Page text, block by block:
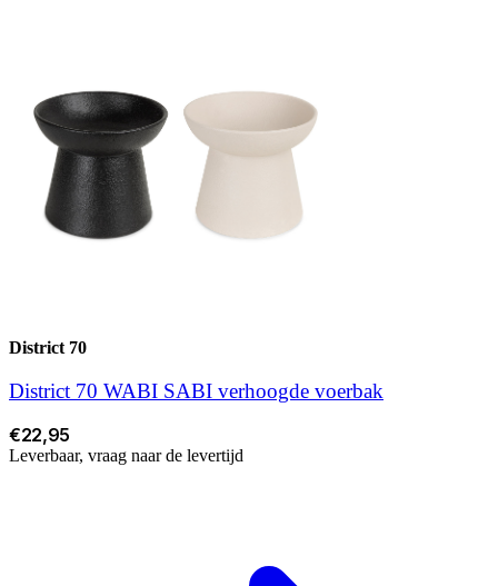
District 70
District 70 WABI SABI verhoogde voerbak
€22,95
Leverbaar, vraag naar de levertijd